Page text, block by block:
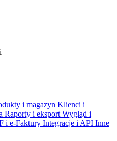
i magazyn Klienci i
Raporty i eksport Wygląd i
i e-Faktury Integracje i API Inne